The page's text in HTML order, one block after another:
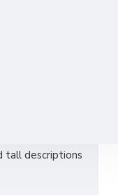
blocks in
can mix and
and point to
Optional
is also
tall descriptions